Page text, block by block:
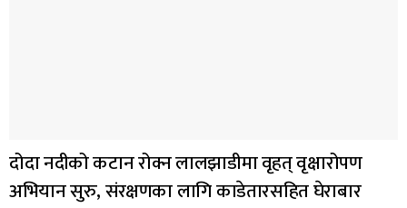
दोदा नदीको कटान रोक्न लालझाडीमा वृहत् वृक्षारोपण
अभियान सुरु, संरक्षणका लागि काडेतारसहित घेराबार